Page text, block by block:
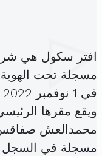
افتر سكول هي
مسجلة تحت الهوية
في 1 نوفمبر 2022 برأس مال قدره
ويقع مقرها
محمدالعش صفاقس
مسجلة في السجل